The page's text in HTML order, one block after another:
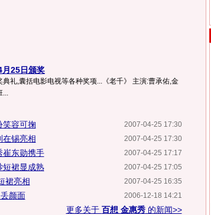
25日颁奖
礼,囊括电影电视等各种奖项...《老千》 主演:曹承佑,金
...
2007-04-25 17:30
容可掬
2007-04-25 17:30
锡亮相
2007-04-25 17:17
东勋携手
2007-04-25 17:05
裙显成熟
2007-04-25 16:35
裙亮相
2006-12-18 14:21
颜面
更多关于 百想 金惠秀的新闻>>